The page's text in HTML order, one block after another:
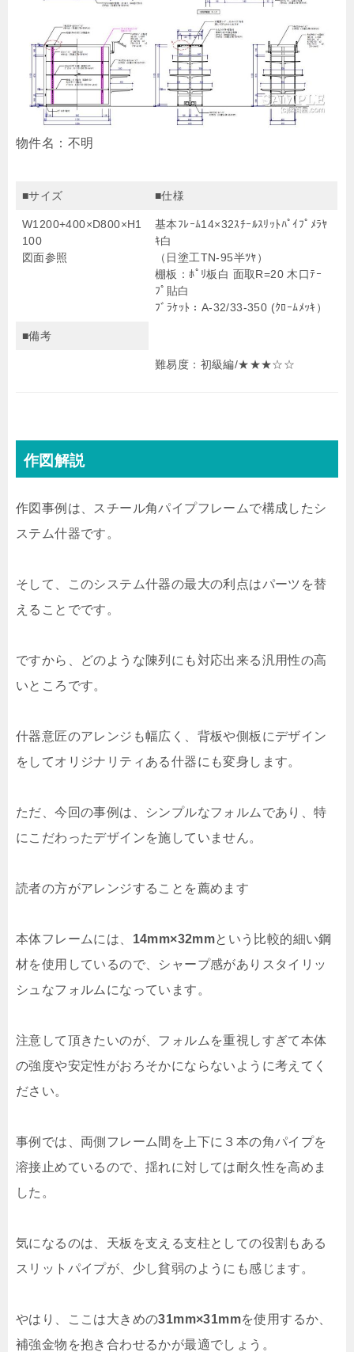
物件名：不明
■サイズ ■仕様
W1200+400×D800×H1
100
図面参照
基本ﾌﾚｰﾑ14×32ｽﾁｰﾙｽﾘｯﾄﾊﾟｲﾌﾟﾒﾗﾔ
ｷ白
（日塗工TN-95半ﾂﾔ）
棚板：ﾎﾟﾘ板白 面取R=20 木口ﾃｰ
ﾌﾟ貼白
ﾌﾞﾗｹｯﾄ：A-32/33-350 (ｸﾛｰﾑﾒｯｷ）
■備考
難易度：初級編/★★★☆☆
作図解説
作図事例は、スチール角パイプフレームで構成したシ
ステム什器です。
そして、このシステム什器の最大の利点はパーツを替
えることでです。
ですから、どのような陳列にも対応出来る汎用性の高
いところです。
什器意匠のアレンジも幅広く、背板や側板にデザイン
をしてオリジナリティある什器にも変身します。
ただ、今回の事例は、シンプルなフォルムであり、特
にこだわったデザインを施していません。
読者の方がアレンジすることを薦めます
本体フレームには、 14mm×32mmという比較的細い鋼
材を使用しているので、シャープ感がありスタイリッ
シュなフォルムになっています。
注意して頂きたいのが、フォルムを重視しすぎて本体
の強度や安定性がおろそかにならないように考えてく
ださい。
事例では、両側フレーム間を上下に３本の角パイプを
溶接止めているので、揺れに対しては耐久性を高めま
した。
気になるのは、天板を支える支柱としての役割もある
スリットパイプが、少し貧弱のようにも感じます。
やはり、ここは大きめの31mm×31mmを使用するか、
補強金物を抱き合わせるかが最適でしょう。